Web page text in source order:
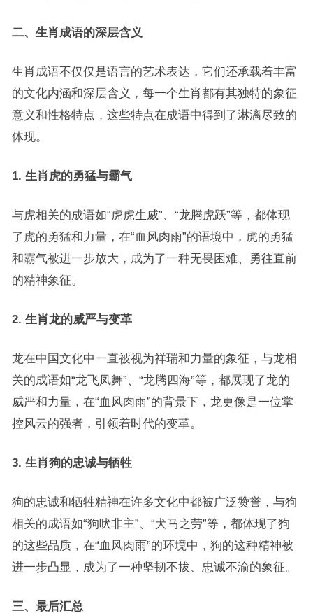
二、生肖成语的深层含义
生肖成语不仅仅是语言的艺术表达，它们还承载着丰富
的文化内涵和深层含义，每一个生肖都有其独特的象征
意义和性格特点，这些特点在成语中得到了淋漓尽致的
体现。
1. 生肖虎的勇猛与霸气
与虎相关的成语如“虎虎生威”、“龙腾虎跃”等，都体现
了虎的勇猛和力量，在“血风肉雨”的语境中，虎的勇猛
和霸气被进一步放大，成为了一种无畏困难、勇往直前
的精神象征。
2. 生肖龙的威严与变革
龙在中国文化中一直被视为祥瑞和力量的象征，与龙相
关的成语如“龙飞凤舞”、“龙腾四海”等，都展现了龙的
威严和力量，在“血风肉雨”的背景下，龙更像是一位掌
控风云的强者，引领着时代的变革。
3. 生肖狗的忠诚与牺牲
狗的忠诚和牺牲精神在许多文化中都被广泛赞誉，与狗
相关的成语如“狗吠非主”、“犬马之劳”等，都体现了狗
的这些品质，在“血风肉雨”的环境中，狗的这种精神被
进一步凸显，成为了一种坚韧不拔、忠诚不渝的象征。
三、最后汇总